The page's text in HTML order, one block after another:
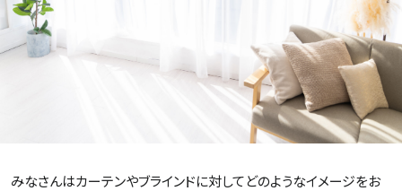
みなさんはカーテンやブラインドに対してどのようなイメージをお
施設・サービス